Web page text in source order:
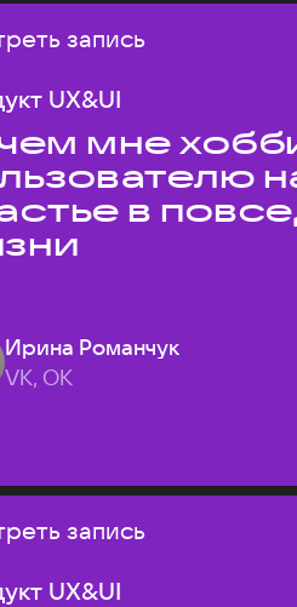
запись
UX&UI
мне
в
Ирина Романчук
VK, ОК
запись
UX&UI